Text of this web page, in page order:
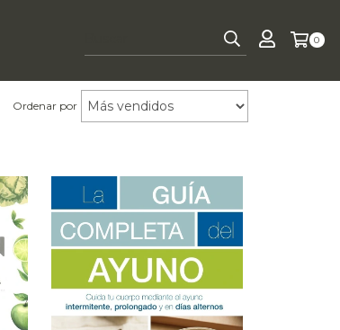
0
Ordenar por